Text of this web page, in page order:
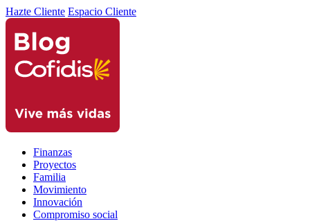
Hazte Cliente Espacio Cliente
Finanzas
Proyectos
Familia
Movimiento
Innovación
Compromiso social